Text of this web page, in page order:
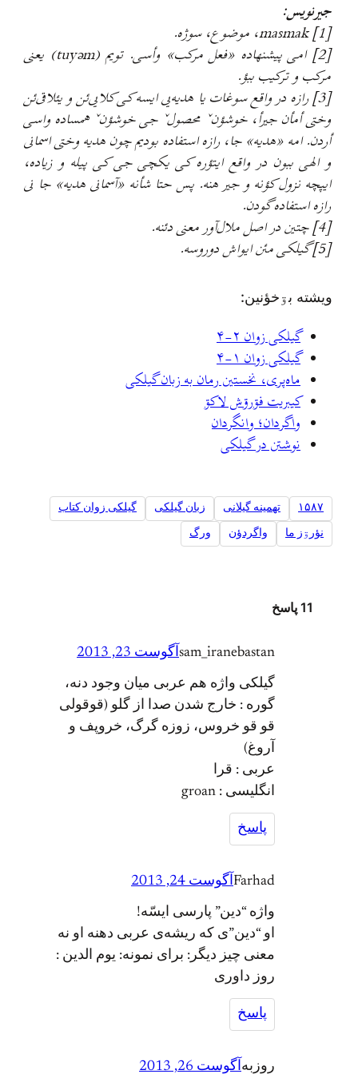
جیرنویس:
[1]
masmak، موضوع، سوژه.
[2]
امی پیشنهاده «فعل مرکب» وأسی. تویم (tuyəm) یعنی
مرکب و ترکیب ببؤ.
[3]
رازه در واقع سوغات یا هدیه‌یی ایسه کی کلایی‌ئن و یئلاقی‌ئن
وختی أمأن جیرأ، خوشؤنˇ محصولˇ جی خوشؤنˇ همساده واسی
أردن. امه «هدیه» جا، رازه استفاده بودیم چون هدیه وختی اسمانی
و الهی ببون در واقع ایتؤره کی یکچی جی کی پیله و زیاده،
ایپچه نزول کؤنه و جیر هنه. پس حتا شأنه «آسمانی هدیه» جا نی
رازه استفاده گودن.
[4]
چتین در اصل ملال‌آور معنی دئنه.
[5]
گیلکی مئن ایواش دوروسه.
ويشته بۊخؤنين:
گیلکی زوان ۲-۴
گیلکی زوان ۱-۴
ماه‌پری، نخستین رمان به زبان گیلکی
کيبريت فۊرۊش لاکۊ
واگردان؛ وانگردان
نوشتن در گیلکی
۱۵۸۷ تهمینه گیلانی زبان گیلکی گیلکی زوان کتاب
نؤرۊز ما واگردؤن ورگ
11 پاسخ
sam_iranebastanآگوست 23, 2013
گیلکی واژه هم عربی میان وجود دنه،
گوره : خارج شدن صدا از گلو (قوقولی
قو قو خروس، زوزه گرگ، خروپف و
آروغ)
عربی : قرا
انگلیسی : groan
پاسخ
Farhadآگوست 24, 2013
واژه “دین” پارسی ایسّه!
او “دین”ی که ریشه‌ی عربی دهنه او نه
معنی چیز دیگر: برای نمونه: یوم الدین :
روز داوری
پاسخ
روزبه آگوست 26, 2013